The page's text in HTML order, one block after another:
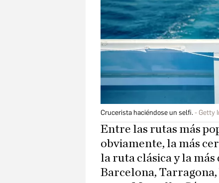
Crucerista haciéndose un selfi. Getty
Entre las rutas más
obviamente, la más
la ruta clásica y la más
Barcelona,